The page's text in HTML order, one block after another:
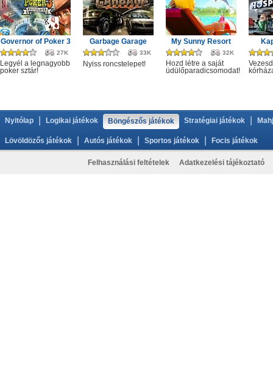
Governor of Poker 3
27K
Legyél a legnagyobb
poker sztár!
Garbage Garage
33K
Nyiss roncstelepet!
My Sunny Resort
32K
Hozd létre a saját
üdülőparadicsomodat!
Nyitólap Logikai játékok Böngészős játékok Stratégiai játékok
Lövöldözős játékok Autós játékok Sportos játékok Focis játékok
Felhasználási feltételek Adatkezelési tájékoztató